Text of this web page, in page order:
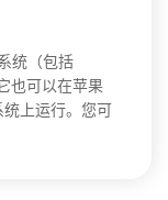
统（包括
也可以在苹果
上运行。您可